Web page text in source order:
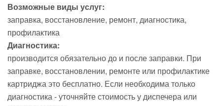
Возможные виды услуг:
заправка восстановление ремонт диагностика
профилактика
Диагностика:
производится обязательно до и после заправки. При
заправке, восстановлении, ремонте или профилактике
картриджа это бесплатно. Если необходима только
диагностика - уточняйте стоимость у диспечера или